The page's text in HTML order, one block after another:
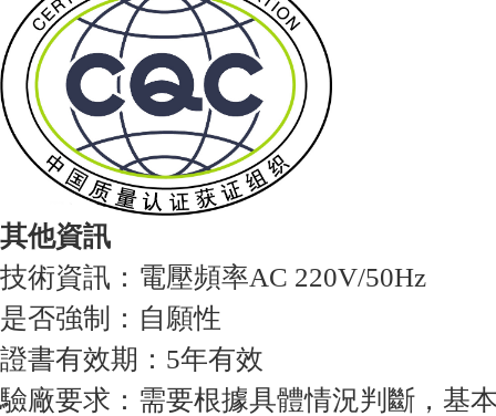
其他資訊
技術資訊：電壓頻率AC 220V/50Hz
是否強制：自願性
證書有效期：5年有效
驗廠要求：需要根據具體情況判斷，基